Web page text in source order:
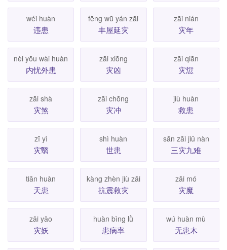
wéi huàn
违患
fēng wū yán zāi
丰屋延灾
zāi nián
灾年
nèi yōu wài huàn
内忧外患
zāi xiōng
灾凶
zāi qiān
灾愆
zāi shà
灾煞
zāi chōng
灾冲
jiù huàn
救患
zī yì
灾翳
shì huàn
世患
sān zāi jiǔ nàn
三灾九难
tiān huàn
天患
kàng zhèn jiù zāi
抗震救灾
zāi mó
灾魔
zāi yāo
灾妖
huàn bìng lǜ
患病率
wú huàn mù
无患木